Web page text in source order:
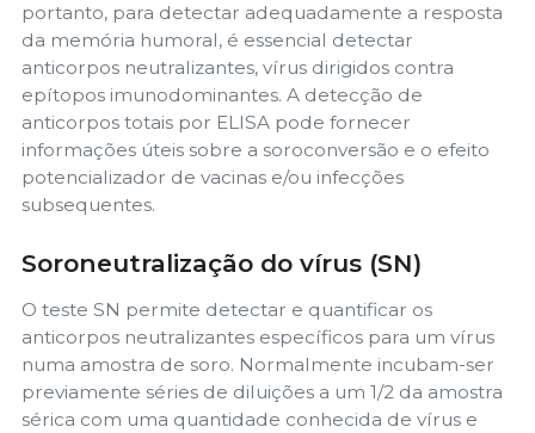
portanto, para detectar adequadamente a resposta
da memória humoral, é essencial detectar
anticorpos neutralizantes, vírus dirigidos contra
epítopos imunodominantes. A detecção de
anticorpos totais por ELISA pode fornecer
informações úteis sobre a soroconversão e o efeito
potencializador de vacinas e/ou infecções
subsequentes.
Soroneutralização do vírus (SN)
O teste SN permite detectar e quantificar os
anticorpos neutralizantes específicos para um vírus
numa amostra de soro. Normalmente incubam-ser
previamente séries de diluições a um 1/2 da amostra
sérica com uma quantidade conhecida de vírus e